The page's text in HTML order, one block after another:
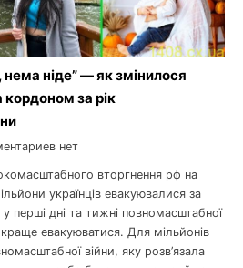
ніде” — як змінилося
кордоном за рік
нет
вторгнення рф на
українців евакуювалися за
перші дні та тижні повномасштабної
евакуюватися. Для мільйонів
війни, яку розв’язала